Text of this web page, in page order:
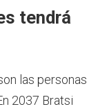
tendrá
las personas
2037 Bratsi